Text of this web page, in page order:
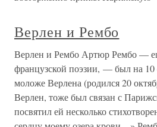
Верлен и Рембо
Верлен и Рембо Артюр Рембо —
французской поэзии, — был на 10
моложе Верлена (родился 20
Верлен, тоже был связан с
посвятил ей несколько